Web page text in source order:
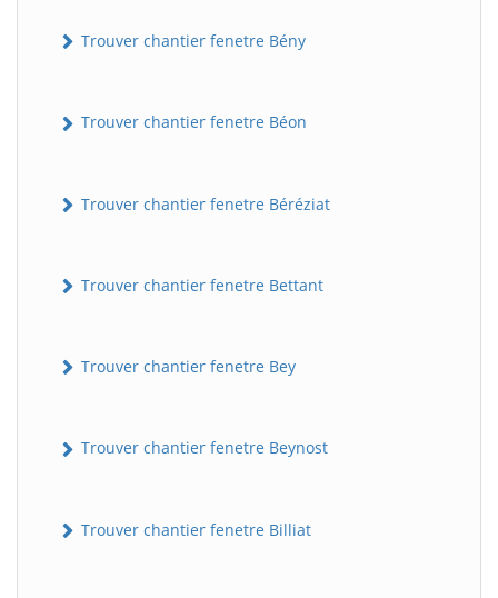
Trouver chantier fenetre Bény
Trouver chantier fenetre Béon
Trouver chantier fenetre Béréziat
Trouver chantier fenetre Bettant
Trouver chantier fenetre Bey
Trouver chantier fenetre Beynost
Trouver chantier fenetre Billiat